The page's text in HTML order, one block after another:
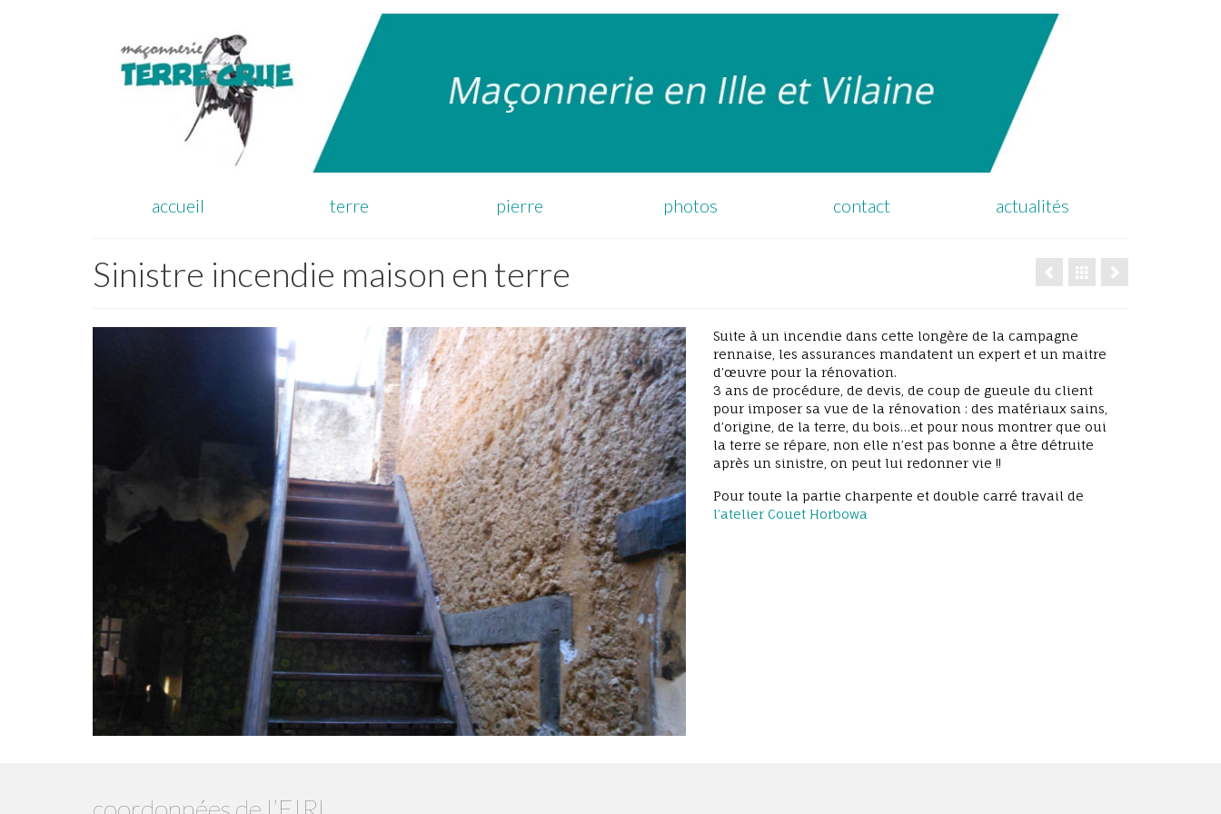
accueil terre pierre photos contact actualités
Sinistre incendie maison en terre
Suite à un incendie dans cette longère de la campagne
rennaise, les assurances mandatent un expert et un maitre
d’œuvre pour la rénovation.
3 ans de procédure, de devis, de coup de gueule du client
pour imposer sa vue de la rénovation : des matériaux sains,
d’origine, de la terre, du bois…et pour nous montrer que oui
la terre se répare, non elle n’est pas bonne a être détruite
après un sinistre, on peut lui redonner vie !!
Pour toute la partie charpente et double carré travail de
l’atelier Couet Horbowa